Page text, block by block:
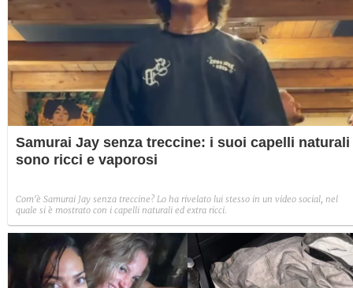
Samurai Jay senza treccine: i suoi capelli naturali
sono ricci e vaporosi
Com'è Samurai Jay senza treccine? Lo ha rivelato lui stesso in un video social, nel
quale si è mostrato con i capelli naturali ed extra ricci.